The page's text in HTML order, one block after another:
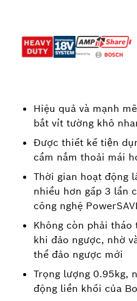
Hiệu quả và mạnh
bắt vít tường khô
Được thiết kế tiện
cầm nắm thoải mái
Thời gian hoạt động
nhiều hơn gấp 3 lần
công nghệ
Không còn phải
khi đảo ngược, nhờ
thể đảo ngược mới
Trọng lượng 0.95kg,
động liền khối của